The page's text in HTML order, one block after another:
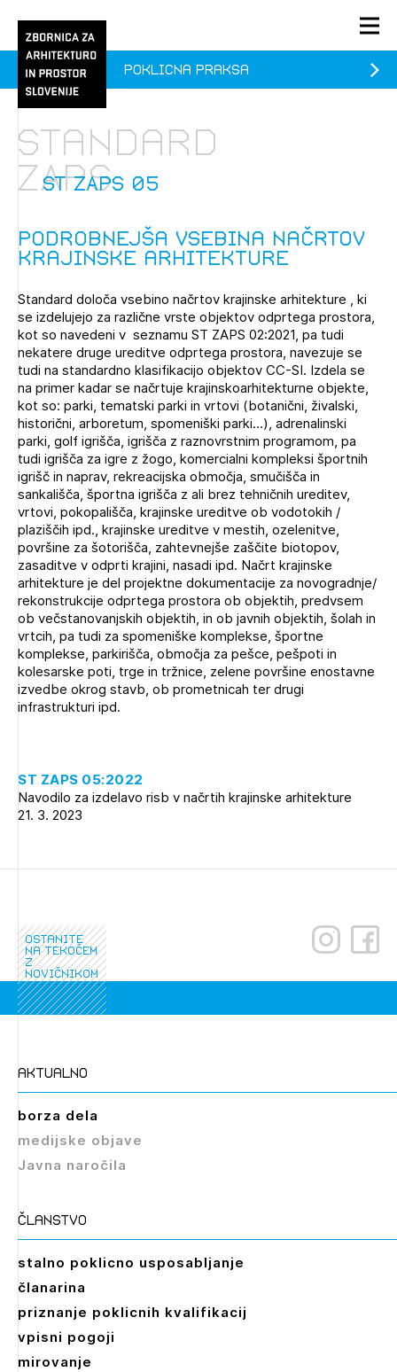
PRIJAVA
Aktualno
Praksa
Izbrana vsebina je namenjena le ZAPS
registriranim uporabnikom. Da lahko do nje
PRIJAVITE SE
1/1
Pozdravljeni
Prijavite se s svojim ZAPS uporabniškim imenom in geslom.
PRIJAVITE SE
POZABLJENO GESLO
REGISTRIRAJTE SE
ST ZAPS 05
Standard
ZAPS
Poklicna praksa
Podrobnejša vsebina načrtov
krajinske arhitekture
Standard določa vsebino načrtov krajinske arhitekture , ki
se izdelujejo za različne vrste objektov odprtega prostora,
kot so navedeni v seznamu ST ZAPS 02:2021, pa tudi
nekatere druge ureditve odprtega prostora, navezuje se
tudi na standardno klasifikacijo objektov CC-SI. Izdela se
na primer kadar se načrtuje krajinskoarhitekturne objekte,
kot so: parki, tematski parki in vrtovi (botanični, živalski,
historični, arboretum, spomeniški parki…), adrenalinski
parki, golf igrišča, igrišča z raznovrstnim programom, pa
tudi igrišča za igre z žogo, komercialni kompleksi športnih
igrišč in naprav, rekreacijska območja, smučišča in
sankališča, športna igrišča z ali brez tehničnih ureditev,
vrtovi, pokopališča, krajinske ureditve ob vodotokih /
plaziščih ipd., krajinske ureditve v mestih, ozelenitve,
površine za šotorišča, zahtevnejše zaščite biotopov,
zasaditve v odprti krajini, nasadi ipd. Načrt krajinske
arhitekture je del projektne dokumentacije za novogradnje/
rekonstrukcije odprtega prostora ob objektih, predvsem
ob večstanovanjskih objektih, in ob javnih objektih, šolah in
vrtcih, pa tudi za spomeniške komplekse, športne
komplekse, parkirišča, območja za pešce, pešpoti in
kolesarske poti, trge in tržnice, zelene površine enostavne
izvedbe okrog stavb, ob prometnicah ter drugi
infrastrukturi ipd.
ST ZAPS 05:2022
Navodilo za izdelavo risb v načrtih krajinske arhitekture
21. 3. 2023
1/1
prijava
PRIJAVITE SE
ostanite
na tekočem
z
novičnikom
aktualno
borza dela
medijske objave
Javna naročila
članstvo
stalno poklicno usposabljanje
članarina
priznanje poklicnih kvalifikacij
vpisni pogoji
mirovanje
1/2
Prijava na novičnik
Ostanite na tekočem z novicami in se naročite na
Novičnike. Označite svojo izbiro.
Mesečni novičnik
Novičnik izobraževanj
Novičnik natečajev
Tedenski novičnik javnih naročil
Dnevne medijske objave
NAPREJ